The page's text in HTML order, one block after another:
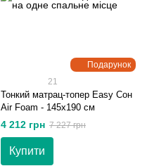
Подарунок
21
Тонкий матрац-топер Easy Сон
Air Foam - 145х190 см
4 212 грн 7 227 грн
Купити